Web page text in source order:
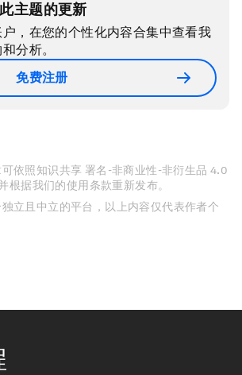
主题的更新
，在您的个性化内容合集中查看我
分析。
免费注册
依照知识共享 署名-非商业性-非衍生品 4.0
根据我们的使用条款重新发布。
立且中立的平台，以上内容仅代表作者个